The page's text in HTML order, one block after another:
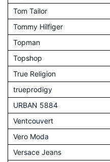
Tom Tailor
Tommy Hilfiger
Topman
Topshop
True Religion
trueprodigy
URBAN 5884
Ventcouvert
Vero Moda
Versace Jeans